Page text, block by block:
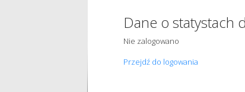
Dane o statystach
Nie zalogowano
Przejdź do logowania